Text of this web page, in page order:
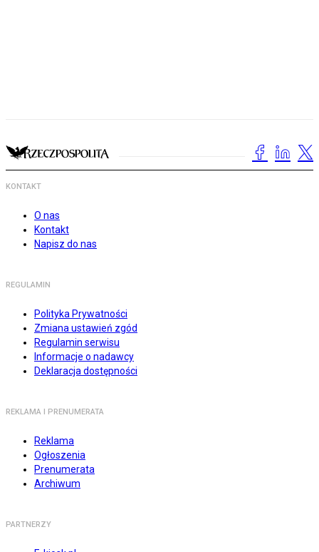
KONTAKT
O nas
Kontakt
Napisz do nas
REGULAMIN
Polityka Prywatności
Zmiana ustawień zgód
Regulamin serwisu
Informacje o nadawcy
Deklaracja dostępności
REKLAMA I PRENUMERATA
Reklama
Ogłoszenia
Prenumerata
Archiwum
PARTNERZY